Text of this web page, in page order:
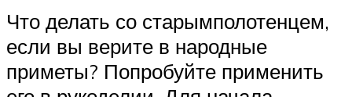
Что делать со старымполотенцем,
если вы верите в народные
приметы? Попробуйте применить